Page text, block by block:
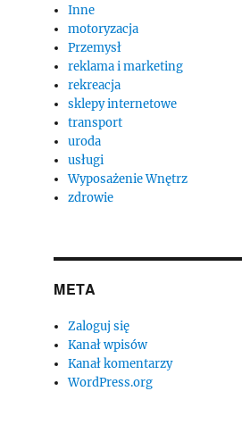
Inne
motoryzacja
Przemysł
reklama i marketing
rekreacja
sklepy internetowe
transport
uroda
usługi
Wyposażenie Wnętrz
zdrowie
META
Zaloguj się
Kanał wpisów
Kanał komentarzy
WordPress.org